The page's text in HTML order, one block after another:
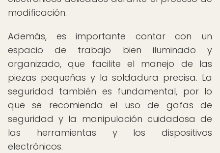
modificación.
Además, es importante contar con un
espacio de trabajo bien iluminado y
organizado, que facilite el manejo de las
piezas pequeñas y la soldadura precisa. La
seguridad también es fundamental, por lo
que se recomienda el uso de gafas de
seguridad y la manipulación cuidadosa de
las herramientas y los dispositivos
electrónicos.